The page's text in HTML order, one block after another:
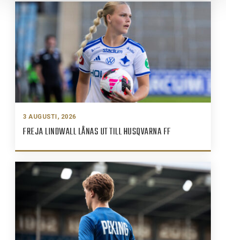
3 AUGUSTI, 2026
FREJA LINDWALL LÅNAS UT TILL HUSQVARNA FF